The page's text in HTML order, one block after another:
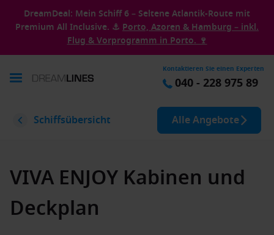
DreamDeal: Mein Schiff 6 – Seltene Atlantik-Route mit
Premium All Inclusive. ⚓ Porto, Azoren & Hamburg – inkl.
Flug & Vorprogramm in Porto. 🍷
Kontaktieren Sie einen Experten
040 - 228 975 89
Schiffsübersicht Alle Angebote
VIVA ENJOY Kabinen und
Deckplan